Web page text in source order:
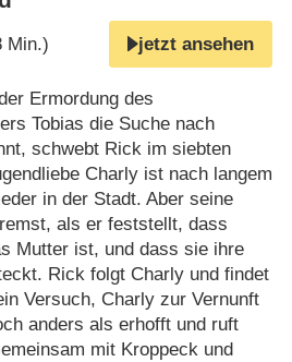
Min.) jetzt ansehen
Ermordung des
Tobias die Suche nach
schwebt Rick im siebten
Charly ist nach langem
in der Stadt. Aber seine
als er feststellt, dass
Mutter ist, und dass sie ihre
Rick folgt Charly und findet
Versuch, Charly zur Vernunft
anders als erhofft und ruft
mit Kroppeck und